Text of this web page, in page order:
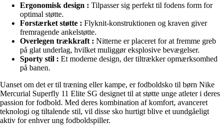
Ergonomisk design : Tilpasser sig perfekt til fodens form for
optimal støtte.
Forstærket støtte : Flyknit-konstruktionen og kraven giver
fremragende ankelstøtte.
Overlegen trækkraft : Nitterne er placeret for at fremme greb
på glat underlag, hvilket muliggør eksplosive bevægelser.
Sporty stil : Et moderne design, der tiltrækker opmærksomhed
på banen.
Uanset om det er til træning eller kampe, er fodboldsko til børn Nike
Mercurial Superfly 11 Elite SG designet til at støtte unge atleter i deres
passion for fodbold. Med deres kombination af komfort, avanceret
teknologi og tiltalende stil, vil disse sko hurtigt blive et uundgåeligt
aktiv for enhver ung fodboldspiller.